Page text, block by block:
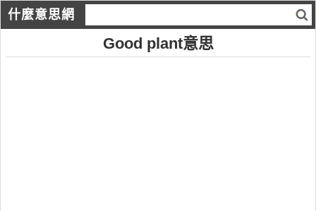
什麼意思網
Good plant意思